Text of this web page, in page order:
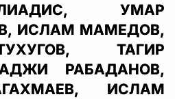
УМАР
ИСЛАМ МАМЕДОВ,
ТАГИР
РАБАДАНОВ,
ИСЛАМ